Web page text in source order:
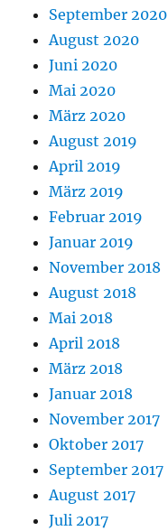
September 2020
August 2020
Juni 2020
Mai 2020
März 2020
August 2019
April 2019
März 2019
Februar 2019
Januar 2019
November 2018
August 2018
Mai 2018
April 2018
März 2018
Januar 2018
November 2017
Oktober 2017
September 2017
August 2017
Juli 2017